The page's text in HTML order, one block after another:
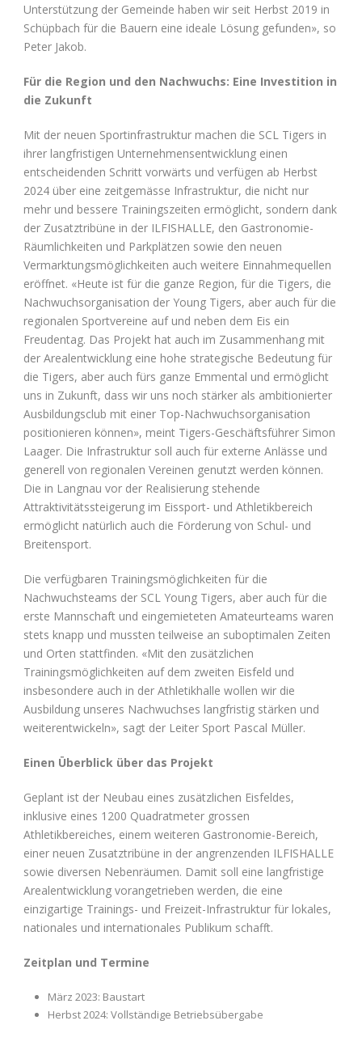
Unterstützung der Gemeinde haben wir seit Herbst 2019 in
Schüpbach für die Bauern eine ideale Lösung gefunden», so
Peter Jakob.
Für die Region und den Nachwuchs: Eine Investition in
die Zukunft
Mit der neuen Sportinfrastruktur machen die SCL Tigers in
ihrer langfristigen Unternehmensentwicklung einen
entscheidenden Schritt vorwärts und verfügen ab Herbst
2024 über eine zeitgemässe Infrastruktur, die nicht nur
mehr und bessere Trainingszeiten ermöglicht, sondern dank
der Zusatztribüne in der ILFISHALLE, den Gastronomie-
Räumlichkeiten und Parkplätzen sowie den neuen
Vermarktungsmöglichkeiten auch weitere Einnahmequellen
eröffnet. «Heute ist für die ganze Region, für die Tigers, die
Nachwuchsorganisation der Young Tigers, aber auch für die
regionalen Sportvereine auf und neben dem Eis ein
Freudentag. Das Projekt hat auch im Zusammenhang mit
der Arealentwicklung eine hohe strategische Bedeutung für
die Tigers, aber auch fürs ganze Emmental und ermöglicht
uns in Zukunft, dass wir uns noch stärker als ambitionierter
Ausbildungsclub mit einer Top-Nachwuchsorganisation
positionieren können», meint Tigers-Geschäftsführer Simon
Laager. Die Infrastruktur soll auch für externe Anlässe und
generell von regionalen Vereinen genutzt werden können.
Die in Langnau vor der Realisierung stehende
Attraktivitätssteigerung im Eissport- und Athletikbereich
ermöglicht natürlich auch die Förderung von Schul- und
Breitensport.
Die verfügbaren Trainingsmöglichkeiten für die
Nachwuchsteams der SCL Young Tigers, aber auch für die
erste Mannschaft und eingemieteten Amateurteams waren
stets knapp und mussten teilweise an suboptimalen Zeiten
und Orten stattfinden. «Mit den zusätzlichen
Trainingsmöglichkeiten auf dem zweiten Eisfeld und
insbesondere auch in der Athletikhalle wollen wir die
Ausbildung unseres Nachwuchses langfristig stärken und
weiterentwickeln», sagt der Leiter Sport Pascal Müller.
Einen Überblick über das Projekt
Geplant ist der Neubau eines zusätzlichen Eisfeldes,
inklusive eines 1200 Quadratmeter grossen
Athletikbereiches, einem weiteren Gastronomie-Bereich,
einer neuen Zusatztribüne in der angrenzenden ILFISHALLE
sowie diversen Nebenräumen. Damit soll eine langfristige
Arealentwicklung vorangetrieben werden, die eine
einzigartige Trainings- und Freizeit-Infrastruktur für lokales,
nationales und internationales Publikum schafft.
Zeitplan und Termine
März 2023: Baustart
Herbst 2024: Vollständige Betriebsübergabe